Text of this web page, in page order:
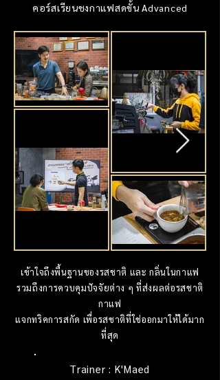
คอร์สเรียนชงกาแฟสดขั้น Advanced
เข้าใจถึงพื้นฐานของรสชาติ และ กลิ่นในกาแฟ
รวมถึงการควบคุมปัจจัยต่าง ๆ ที่ส่งผลต่อรสชาติ
กาแฟ
แจกทริคการสกัด เพื่อรสชาติที่ใช่ออกมาให้ได้มาก
ที่สุด
Trainer : K'Maed